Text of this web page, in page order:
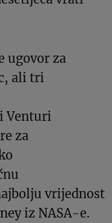
ugovor za
ali tri
Venturi
za
vrijednost
iz NASA-e.